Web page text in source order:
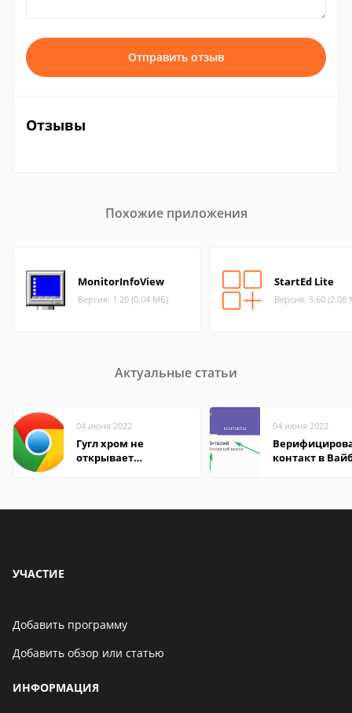
Отправить отзыв
Отзывы
Похожие приложения
MonitorInfoView
Версия: 1.20 (0.04 МБ)
StartEd Lite
Версия: 5.60 (2.08
Актуальные статьи
04 июня 2022
Гугл хром не
открывает
04 июня 2022
контакт в
УЧАСТИЕ
Добавить программу
Добавить обзор или статью
ИНФОРМАЦИЯ